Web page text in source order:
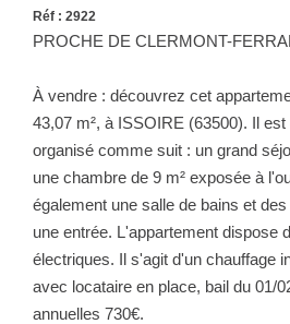
NOTRE
Nos
Notre
Nos
Nous
Nos Actualités
Réf : 2922
PROCHE DE CLERMONT-
À vendre : découvrez cet
43,07 m², à ISSOIRE (63500). Il
organisé comme suit : un grand
une chambre de 9 m² exposée à
également une salle de bains et
une entrée. L'appartement dispose
électriques. Il s'agit d'un chauffage
avec locataire en place, bail du 01/
annuelles 730€.